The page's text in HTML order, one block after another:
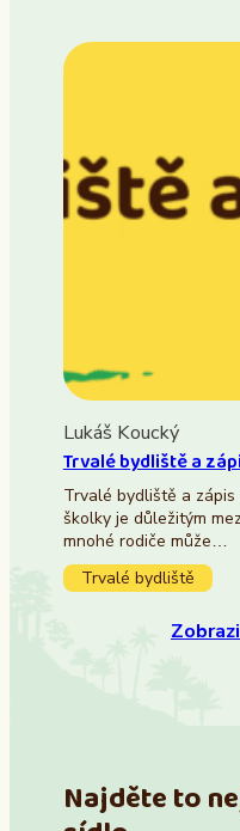
Lukáš Koucký
Trvalé bydliště a
Trvalé bydliště a
školky je důležitým
mnohé rodiče může…
Trvalé bydliště
Najděte to